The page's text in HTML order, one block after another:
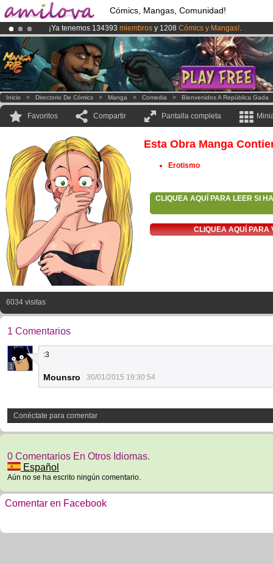
Cómics, Mangas, Comunidad!
¡Ya tenemos 134393 miembros y 1208 Cómics y Mangas!.
¡El Kickstarter Amilova está desormado lanzado!.
¡Conviertete en Premium por3.95 euros al mes!Hazte Premium ya
Inicio > Directorio De Cómics > Manga > Comedia > Bienvenidos A República Gada
Favoritos Compartir Pantalla completa
Esta Obra Manga
Erotismo
CLIQUEA AQUÍ PARA LEER SI
CLIQUEA AQUÍ PARA
6034 visitas
1 Comentarios
1
:3
Mounsro 30/01/2015 19:30:54
Conéctate para comentar
0 Comentarios En Otros Idiomas.
Español
Aún no se ha escrito ningún comentario.
Comentar en Facebook